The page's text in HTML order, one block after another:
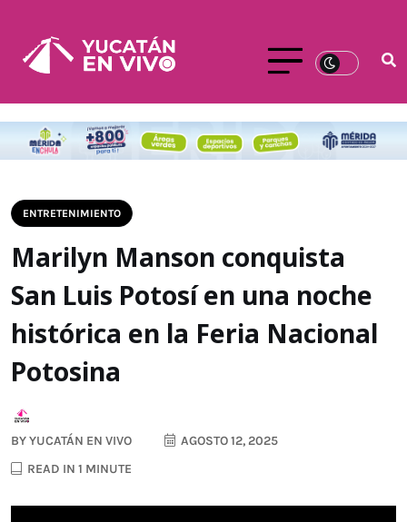
ENTRETENIMIENTO
Marilyn Manson conquista
San Luis Potosí en una noche
histórica en la Feria Nacional
Potosina
BYYUCATÁN EN VIVO
AGOSTO 12, 2025
READ IN 1 MINUTE